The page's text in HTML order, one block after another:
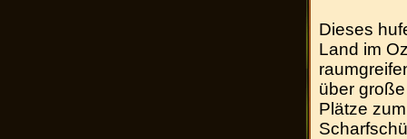
Dieses
Land im
über
Plätze